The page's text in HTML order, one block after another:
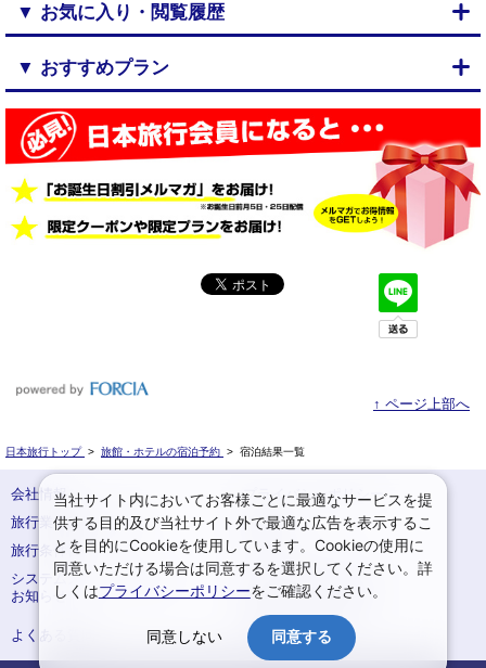
▼ お気に入り・閲覧履歴
▼ おすすめプラン
↑ ページ上部へ
日本旅行トップ > 旅館・ホテルの宿泊予約 > 宿泊結果一覧
会社情報
プライバシーポリシー
旅行業登録票・約款
規約集
旅行条件書
サイトマップ
システムメンテナンスの
お知らせ
お申込みまでの手順
よくある質問
予約確認・変更
当社サイト内においてお客様ごとに最適なサービスを提
供する目的及び当社サイト外で最適な広告を表示するこ
とを目的にCookieを使用しています。Cookieの使用に
同意いただける場合は同意するを選択してください。詳
しくはプライバシーポリシーをご確認ください。
同意しない 同意する